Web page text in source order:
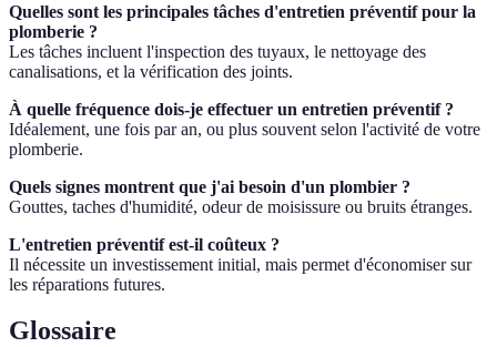
Quelles sont les principales tâches d'entretien préventif pour la
plomberie ?
Les tâches incluent l'inspection des tuyaux, le nettoyage des
canalisations, et la vérification des joints.
À quelle fréquence dois-je effectuer un entretien préventif ?
Idéalement, une fois par an, ou plus souvent selon l'activité de votre
plomberie.
Quels signes montrent que j'ai besoin d'un plombier ?
Gouttes, taches d'humidité, odeur de moisissure ou bruits étranges.
L'entretien préventif est-il coûteux ?
Il nécessite un investissement initial, mais permet d'économiser sur
les réparations futures.
Glossaire